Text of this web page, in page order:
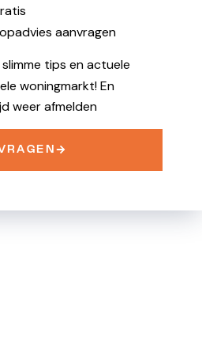
aanvragen
tips en actuele
woningmarkt! En
weer afmelden